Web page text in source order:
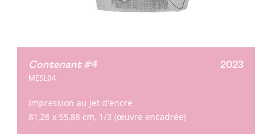
Contenant #4
2023
MESL04
Impression au jet d'encre
81,28 x 55,88 cm, 1/3 (œuvre encadrée)